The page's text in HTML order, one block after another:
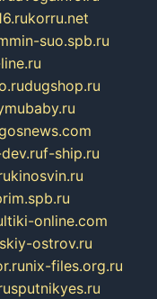
korru.net
suo.spb.ru
dugshop.ru
f-ship.ru
kinosvin.ru
online.com
ostrov.ru
nix-files.org.ru
sputnikyes.ru